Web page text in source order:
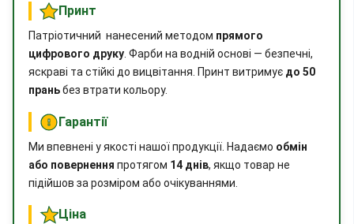
Принт
Патріотичний нанесений методом прямого
цифрового друку. Фарби на водній основі — безпечні,
яскраві та стійкі до вицвітання. Принт витримує до 50
праньбез втрати кольору.
Гарантії
Ми впевнені у якості нашої продукції. Надаємо обмін
або повернення протягом 14 днів, якщо товар не
підійшов за розміром або очікуваннями.
Ціна